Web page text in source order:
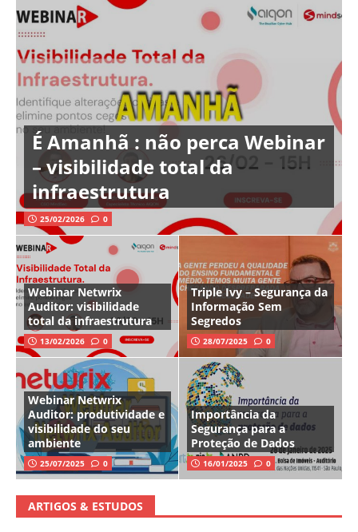
É Amanhã : não perca Webinar
– visibilidade total da
infraestrutura
25/02/2026 0
Webinar Netwrix
Auditor: visibilidade
total da infraestrutura
13/02/2026 0
Triple Ivy – Segurança da
Informação Sem
Segredos
28/07/2025 0
Webinar Netwrix
Auditor: produtividade e
visibilidade do seu
ambiente
25/07/2025 0
Importância da
Segurança para a
Proteção de Dados
16/01/2025 0
ARTIGOS & ESTUDOS